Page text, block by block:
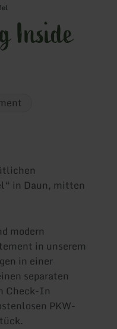
Inside
in Daun, mitten
modern
in unserem
in einer
separaten
Check-In
PKW-